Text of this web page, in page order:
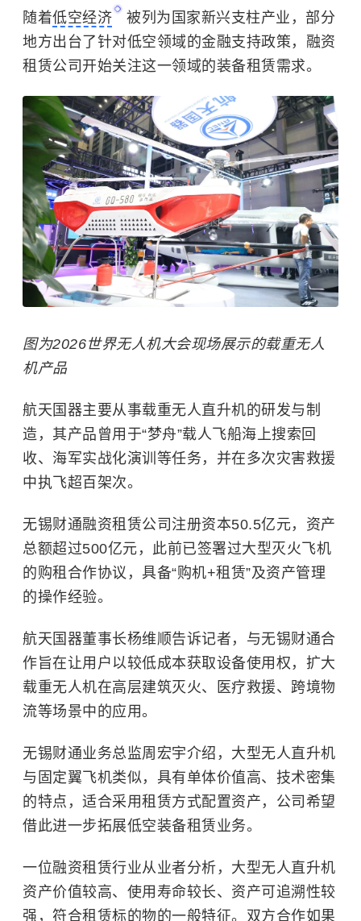
随着低空经济
被列为国家新兴支柱产业，部分
地方出台了针对低空领域的金融支持政策，融资
租赁公司开始关注这一领域的装备租赁需求。
图为2026世界无人机大会现场展示的载重无人
机产品
航天国器主要从事载重无人直升机的研发与制
造，其产品曾用于“梦舟”载人飞船海上搜索回
收、海军实战化演训等任务，并在多次灾害救援
中执飞超百架次。
无锡财通融资租赁公司注册资本50.5亿元，资产
总额超过500亿元，此前已签署过大型灭火飞机
的购租合作协议，具备“购机+租赁”及资产管理
的操作经验。
航天国器董事长杨维顺告诉记者，与无锡财通合
作旨在让用户以较低成本获取设备使用权，扩大
载重无人机在高层建筑灭火、医疗救援、跨境物
流等场景中的应用。
无锡财通业务总监周宏宇介绍，大型无人直升机
与固定翼飞机类似，具有单体价值高、技术密集
的特点，适合采用租赁方式配置资产，公司希望
借此进一步拓展低空装备租赁业务。
一位融资租赁行业从业者分析，大型无人直升机
资产价值较高、使用寿命较长、资产可追溯性较
强，符合租赁标的物的一般特征。双方合作如果